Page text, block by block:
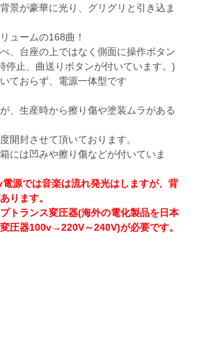
景が豪華に光り、グリグリと引き込ま
ュームの168曲！
、台座の上ではなく側面に操作ボタン
停止、曲送りボタンが付いています。)
ておらず、電源一体型です
、生産時から擦り傷や塗装ムラがある
開封させて頂いております。
には凹みや擦り傷などが付いていま
源では音楽は流れ発光はしますが、背
ります。
トランス変圧器(海外の電化製品を日本
圧器100v→220V～240V)が必要です。